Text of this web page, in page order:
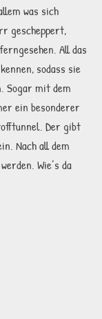
was sich
gescheppert,
All das
sodass sie
Sogar mit dem
ein besonderer
Der gibt
Nach all dem
Wie’s da